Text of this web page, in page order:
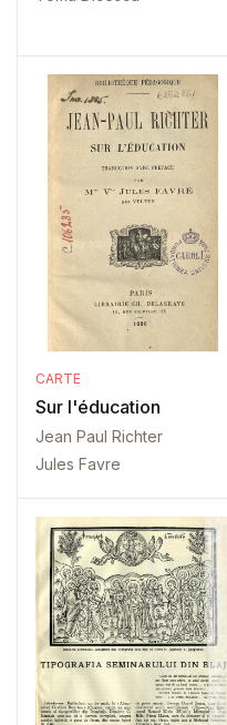
CARTE
Sur l'éducation
Jean Paul Richter
Jules Favre